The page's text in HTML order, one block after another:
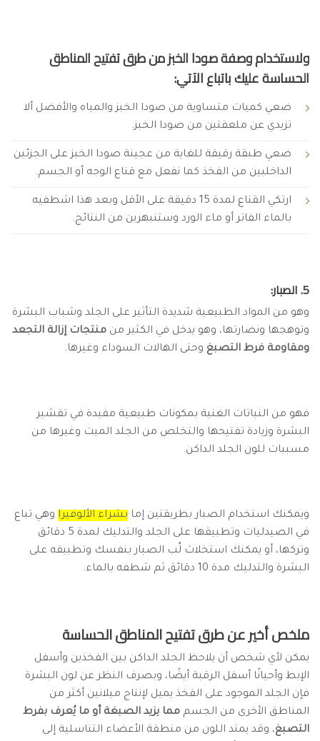
ولاستخدام وصفة صودا الخبز من طرق تفتيح المناطق
الحساسة عليك باتباع الآتي:
ضعي كميات متساوية من صودا الخبز والمياه والأفضل ألا
تزيدي عن ملعقتين من صودا الخبز.
ضعي طبقة رقيقة للغاية من عجينة صودا الخبز على الجزئين
الداخليين من الفخذ كما نفعل مع قناع الوجه أو الجسم.
ارتكي القناع لمدة 15 دقيقة على الأقل وبعد هذا اشطفيه
بالماء الفاتر أو ماء الورد وستنبهرين من النتائج.
5. الصبار:
وهو من المواد الطبيعية شديدة التأثير على الجلد وشباب البشرة
وتوهجها ونضارتها، وهو يدخل في الكثير من منتجات إزالة التجعد
ومقاومة فرط التصبغ وحتى الهالات السوداء وغيرها.
فهو من النباتات الغنية بمكونات طبيعية مفيدة في تقشير
البشرة وزيادة تفتيحها والتخلص من الجلد الميت وغيرها من
مسببات للون الجلد الداكن.
ويمكنك استخدام الصبار بطريقتين إما بشراء الألوفيرا وهي تباع
في الصيدليات وتطبيقها على الجلد والتدليك لمدة 5 دقائق
وتركها، أو يمكنك استخلاث لُب الصبار بنفسك وتطبيقه على
البشرة والتدليك مدة 10 دقائق ثم شطفه بالماء.
ملخص أخير عن طرق تفتيح المناطق الحساسة
يمكن لأي شخص أن يلاحظ الجلد الداكن بين الفخذين وأسفل
الإبط وأحيانًا أسفل الرقبة أيضًا، وبصرف النظر عن لون البشرة
فإن الجلد الموجود على الفخذ يميل لإنتاج ميلانين أكثر من
المناطق الأخرى من الجسم مما يزيد الصبغة أو ما يُعرف بفرط
التصبغ، وقد يمتد اللون من منطقة الأعضاء التناسلية إلى